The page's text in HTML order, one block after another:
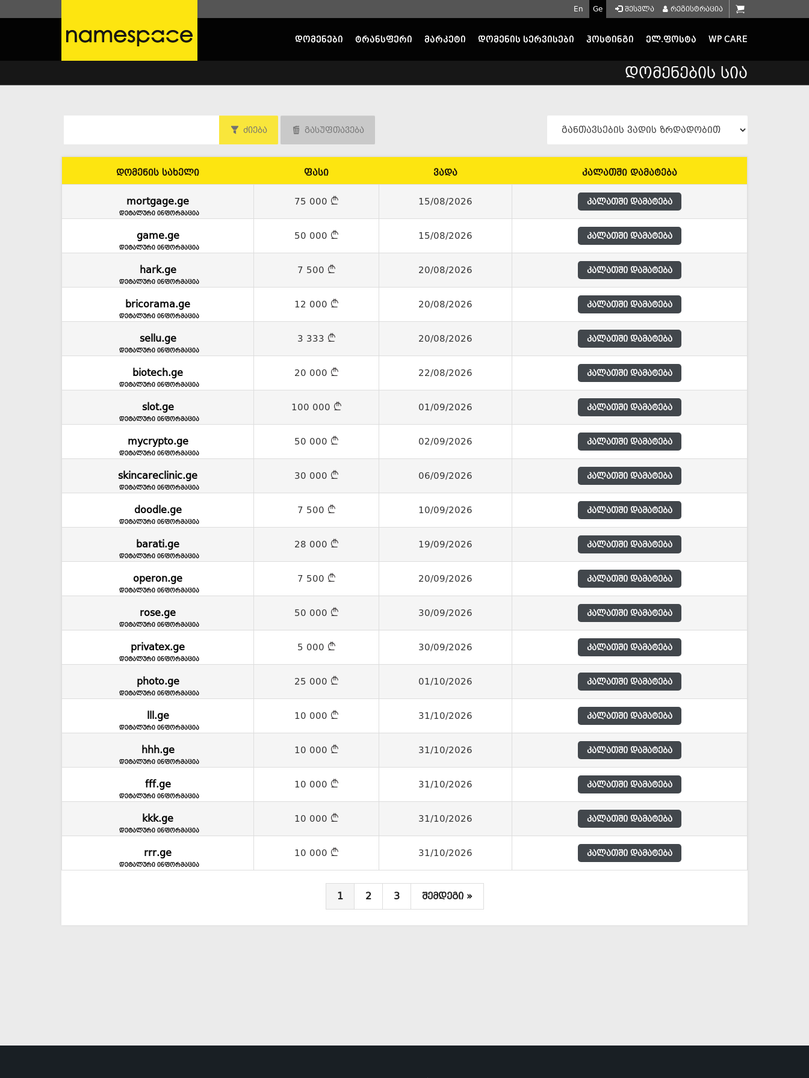
რეგისტრაცია
შესვლა
En Ge
დომენები ტრანსფერი მარკეტი დომენის სერვისები ჰოსტინგი ელ.ფოსტა WP CARE
დომენების სია
ძიება გასუფთავება
დომენის სახელი ფასი ვადა კალათში დამატება
mortgage.ge
დეტალური ინფორმაცია
75 000 15/08/2026 კალათში დამატება
game.ge
დეტალური ინფორმაცია
50 000 15/08/2026 კალათში დამატება
hark.ge
დეტალური ინფორმაცია
7 500 20/08/2026 კალათში დამატება
bricorama.ge
დეტალური ინფორმაცია
12 000 20/08/2026 კალათში დამატება
sellu.ge
დეტალური ინფორმაცია
3 333 20/08/2026 კალათში დამატება
biotech.ge
დეტალური ინფორმაცია
20 000 22/08/2026 კალათში დამატება
slot.ge
დეტალური ინფორმაცია
100 000 01/09/2026 კალათში დამატება
mycrypto.ge
დეტალური ინფორმაცია
50 000 02/09/2026 კალათში დამატება
skincareclinic.ge
დეტალური ინფორმაცია
30 000 06/09/2026 კალათში დამატება
doodle.ge
დეტალური ინფორმაცია
7 500 10/09/2026 კალათში დამატება
barati.ge
დეტალური ინფორმაცია
28 000 19/09/2026 კალათში დამატება
operon.ge
დეტალური ინფორმაცია
7 500 20/09/2026 კალათში დამატება
rose.ge
დეტალური ინფორმაცია
50 000 30/09/2026 კალათში დამატება
privatex.ge
დეტალური ინფორმაცია
5 000 30/09/2026 კალათში დამატება
photo.ge
დეტალური ინფორმაცია
25 000 01/10/2026 კალათში დამატება
lll.ge
დეტალური ინფორმაცია
10 000 31/10/2026 კალათში დამატება
hhh.ge
დეტალური ინფორმაცია
10 000 31/10/2026 კალათში დამატება
fff.ge
დეტალური ინფორმაცია
10 000 31/10/2026 კალათში დამატება
kkk.ge
დეტალური ინფორმაცია
10 000 31/10/2026 კალათში დამატება
rrr.ge
დეტალური ინფორმაცია
10 000 31/10/2026 კალათში დამატება
1 2 3 შემდეგი »